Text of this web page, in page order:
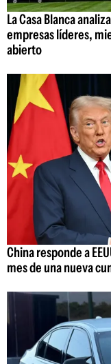
La Casa Blanca
empresas líderes,
abierto
China responde a
mes de una nueva